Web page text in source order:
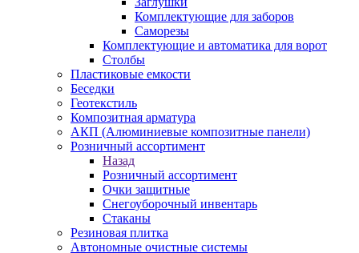
Комплектующие для заборов
Саморезы
Комплектующие и автоматика для ворот
Столбы
Пластиковые емкости
Беседки
Геотекстиль
Композитная арматура
АКП (Алюминиевые композитные панели)
Розничный ассортимент
Назад
Розничный ассортимент
Очки защитные
Снегоуборочный инвентарь
Стаканы
Резиновая плитка
Автономные очистные системы